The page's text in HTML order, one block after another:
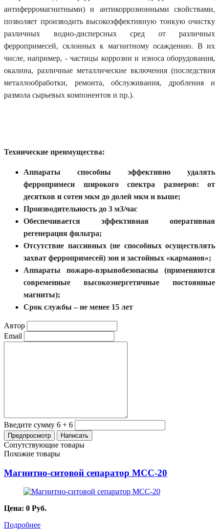
антиферромагнитными) и антикоррозионными свойствами,
позволяет производить высокоэффективную тонкую очистку
различных водно-дисперсных сред от различных
ферропримесей, склонных к магнитному осаждению. В их
числе, например, - частицы коррозии и износа оборудования,
окалина, различные металлические включения (последствия
металлообработки, ремонта, обслуживания, дробления и
размола сырьевых компонентов и пр.).
Технические преимущества:
Аппараты способны эффективно удалять
ферропримеси широкого спектра размеров: от
десятков и сотен мкм до долей мкм и выше;
Производительность до 3 м3/час
Обеспечивается эффективная оперативная
регенерация фильтра;
Отсутствие пассивных (не способных осуществлять
захват ферропримесей) зон и застойных «карманов»;
Аппараты пожаро-взрывобезопасны (применяются
современные высокоэнергетичные постоянные
магниты);
Срок службы – не менее 15 лет
Автор
Email
Введите сумму 6 + 6
Сопутствующие товары
Похожие товары
Магнитно-ситовой сепаратор МСС-20
Цена: 0 Руб.
Подробнее